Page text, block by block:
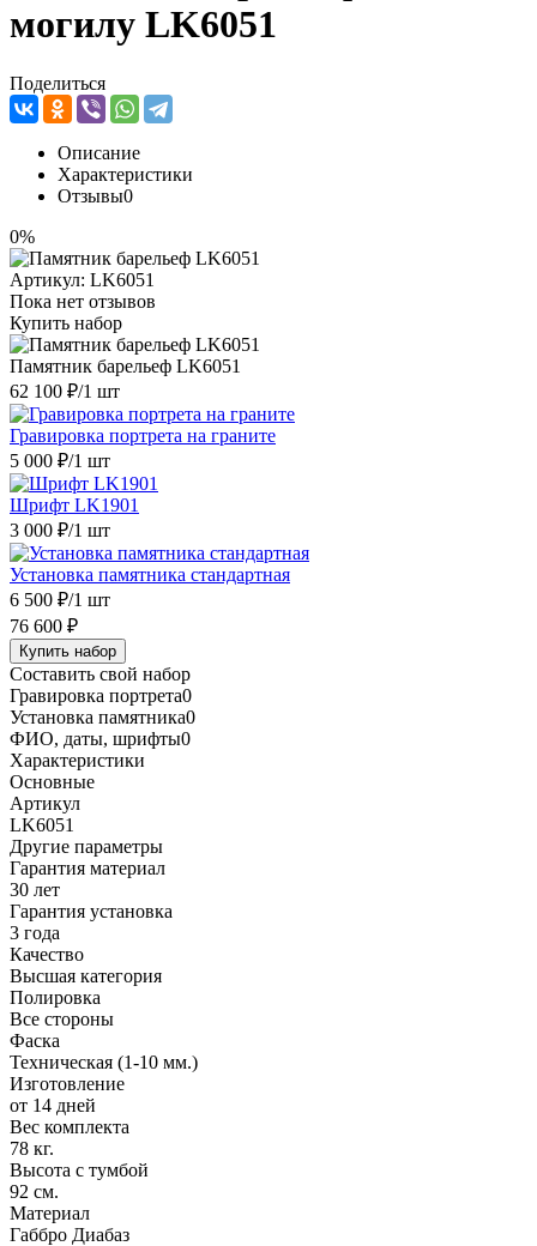
могилу LK6051
Поделиться
Описание
Характеристики
Отзывы0
0%
Артикул: LK6051
Пока нет отзывов
Купить набор
Памятник барельеф LK6051
62 100 ₽/1 шт
Гравировка портрета на граните
5 000 ₽/1 шт
Шрифт LK1901
3 000 ₽/1 шт
Установка памятника стандартная
6 500 ₽/1 шт
76 600 ₽
Купить набор
Составить свой набор
Гравировка портрета0
Установка памятника0
ФИО, даты, шрифты0
Характеристики
Основные
Артикул
LK6051
Другие параметры
Гарантия материал
30 лет
Гарантия установка
3 года
Качество
Высшая категория
Полировка
Все стороны
Фаска
Техническая (1-10 мм.)
Изготовление
от 14 дней
Вес комплекта
78 кг.
Высота с тумбой
92 см.
Материал
Габбро Диабаз